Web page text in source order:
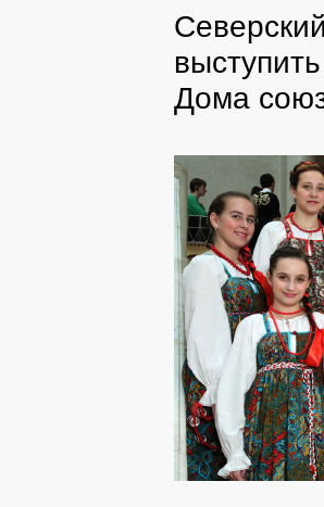
Дома